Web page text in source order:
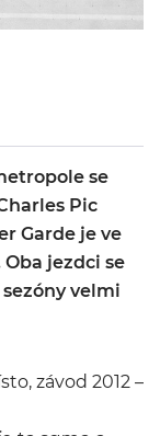
se
Pic
Garde je ve
jezdci se
velmi
závod 2012 –